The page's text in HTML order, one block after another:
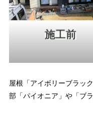
施工前
屋根「アイボリーブラッ
部「パイオニア」や「ブ